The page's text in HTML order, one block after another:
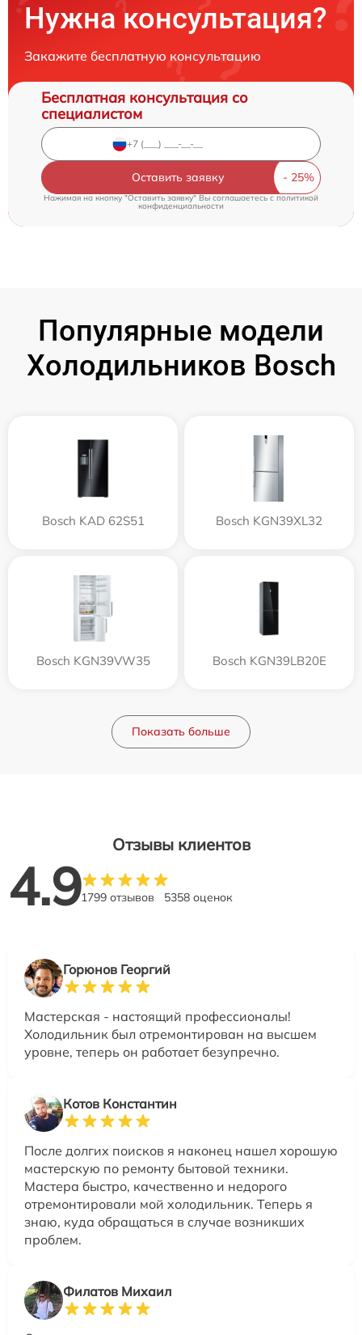
Нужна консультация?
Закажите бесплатную консультацию
Бесплатная консультация со
специалистом
Оставить заявку
Нажимая на кнопку "Оставить заявку" Вы соглашаетесь cполитикой
конфиденциальности
Популярные модели
Холодильников Bosch
Bosch KAD 62S51 Bosch KGN39XL32
Bosch KGN39VW35 Bosch KGN39LB20E
Показать больше
Отзывы клиентов
4.91799 отзывов 5358 оценок
Горюнов Георгий
Мастерская - настоящий профессионалы!
Холодильник был отремонтирован на высшем
уровне, теперь он работает безупречно.
Котов Константин
После долгих поисков я наконец нашел хорошую
мастерскую по ремонту бытовой техники.
Мастера быстро, качественно и недорого
отремонтировали мой холодильник. Теперь я
знаю, куда обращаться в случае возникших
проблем.
Филатов Михаил